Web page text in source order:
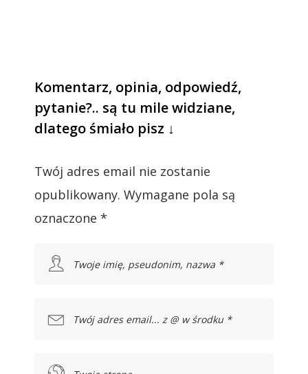
Komentarz, opinia, odpowiedź,
pytanie?.. są tu mile widziane,
dlatego śmiało pisz ↓
Twój adres email nie zostanie
opublikowany. Wymagane pola są
oznaczone *